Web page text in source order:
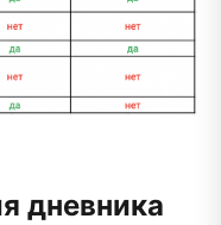
дневника